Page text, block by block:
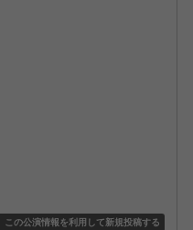
この公演情報を利用して新規投稿する